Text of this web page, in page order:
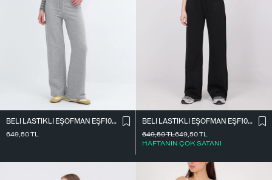
BELI LASTIKLI EŞOFMAN EŞF10308-P10
649,50TL
BELI LASTIKLI EŞOFMAN EŞF10308-P10
649,50TL
HAFTANIN ÇOK SATANI
649,50TL